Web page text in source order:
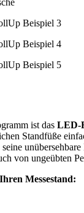
ist das LED-
Standfüße
von ungeübten
Messestand: